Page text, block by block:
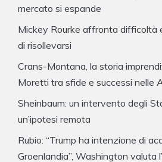
mercato si espande
Mickey Rourke affronta difficoltà
di risollevarsi
Crans-Montana, la storia
Moretti tra sfide e successi nelle
Sheinbaum: un intervento degli
un’ipotesi remota
Rubio: “Trump ha intenzione di
Groenlandia”, Washington valuta